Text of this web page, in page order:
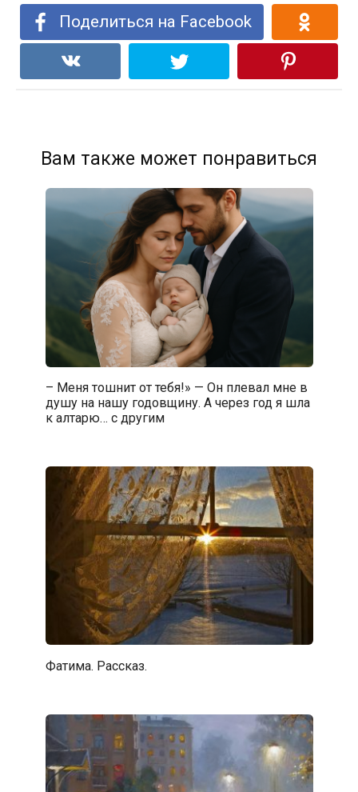
Поделиться на Facebook
Вам также может понравиться
– Меня тошнит от тебя!» — Он плевал мне в
душу на нашу годовщину. А через год я шла
к алтарю… с другим
Фатима. Рассказ.